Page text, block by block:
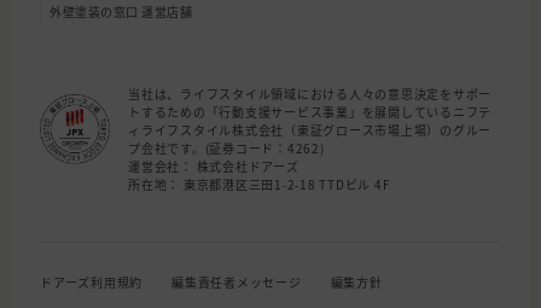
外壁塗装の窓口 運営店舗
当社は、ライフスタイル領域における人々の意思決定をサポー
トするための「行動支援サービス事業」を展開しているニフテ
ィライフスタイル株式会社（東証グロース市場上場）のグルー
プ会社です。(証券コード：4262)
運営会社： 株式会社ドアーズ
所在地： 東京都港区三田1-2-18 TTDビル 4F
ドアーズ利用規約 編集責任者メッセージ 編集方針